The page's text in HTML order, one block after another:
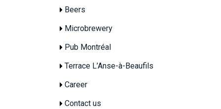
Beers
Microbrewery
Pub Montréal
Terrace L’Anse-à-Beaufils
Career
Contact us